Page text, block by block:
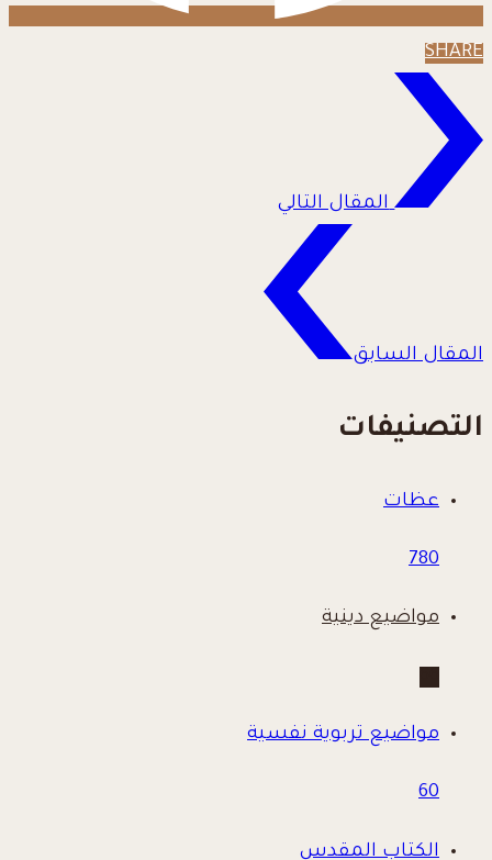
SHARE
المقال التالي
المقال السابق
التصنيفات
عظات
780
مواضيع دينية
مواضيع تربوية نفسية
60
الكتاب المقدس